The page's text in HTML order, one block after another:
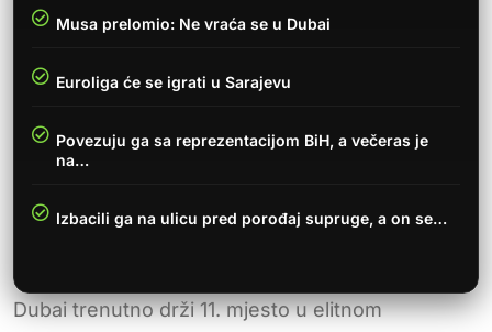
Musa prelomio: Ne vraća se u Dubai
Euroliga će se igrati u Sarajevu
Povezuju ga sa reprezentacijom BiH, a večeras je
na…
Izbacili ga na ulicu pred porođaj supruge, a on se…
Dubai trenutno drži 11. mjesto u elitnom